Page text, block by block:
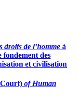
droits de l’homme à
fondement des
et civilisation
of Human